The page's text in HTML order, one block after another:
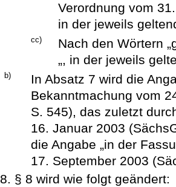
Verordnung vom
in der jeweils
cc)
Nach den Wörtern
„, in der jeweils
b)
In Absatz 7 wird die
Bekanntmachung vom
S. 545), das zuletzt
16. Januar 2003
die Angabe „in der
17. September 2003
8. § 8 wird wie folgt geändert: